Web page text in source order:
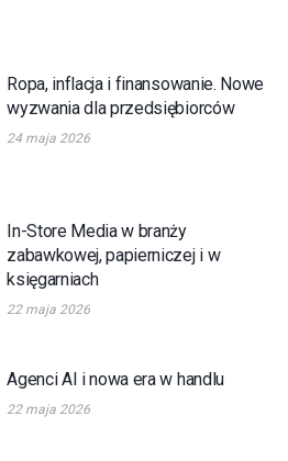
Ropa, inflacja i finansowanie. Nowe
wyzwania dla przedsiębiorców
24 maja 2026
In-Store Media w branży
zabawkowej, papierniczej i w
księgarniach
22 maja 2026
Agenci AI i nowa era w handlu
22 maja 2026